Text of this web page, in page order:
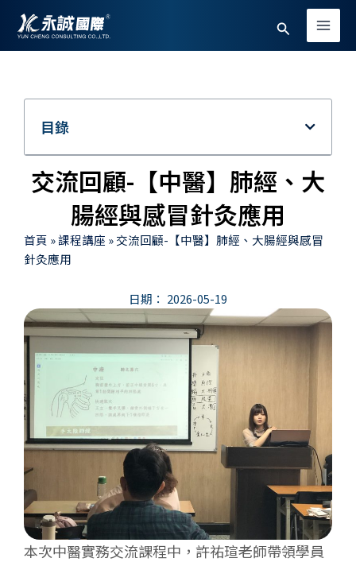
搜
尋
Main
目錄
交流回顧-【中醫】肺經、大
腸經與感冒針灸應用
首頁 »課程講座 »交流回顧-【中醫】肺經、大腸經與感冒
針灸應用
日期： 2026-05-19
本次中醫實務交流課程中，許祐瑄老師帶領學員